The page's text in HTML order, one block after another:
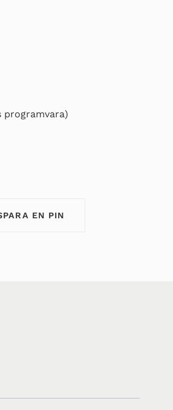
EN PIN